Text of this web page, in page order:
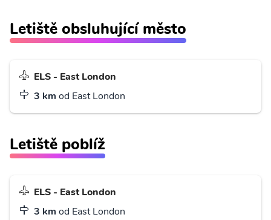
Letiště obsluhující město
ELS - East London
3 km od East London
Letiště poblíž
ELS - East London
3 km od East London